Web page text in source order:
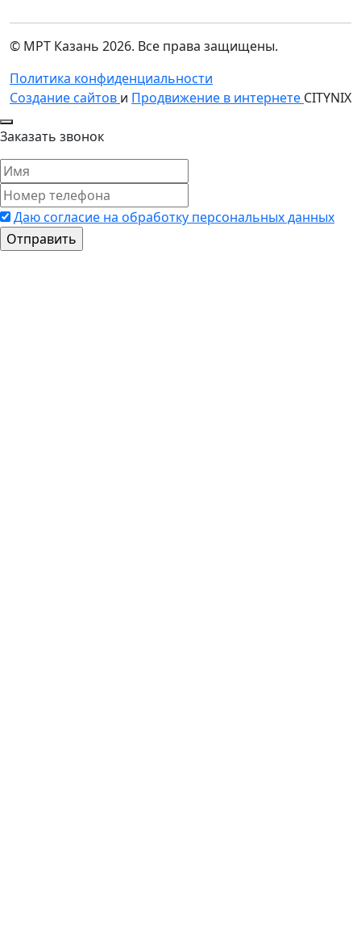
© МРТ Казань 2026. Все права защищены.
Политика конфиденциальности
Создание сайтов и Продвижение в интернете CITYNIX
Заказать звонок
Даю согласие на обработку персональных данных